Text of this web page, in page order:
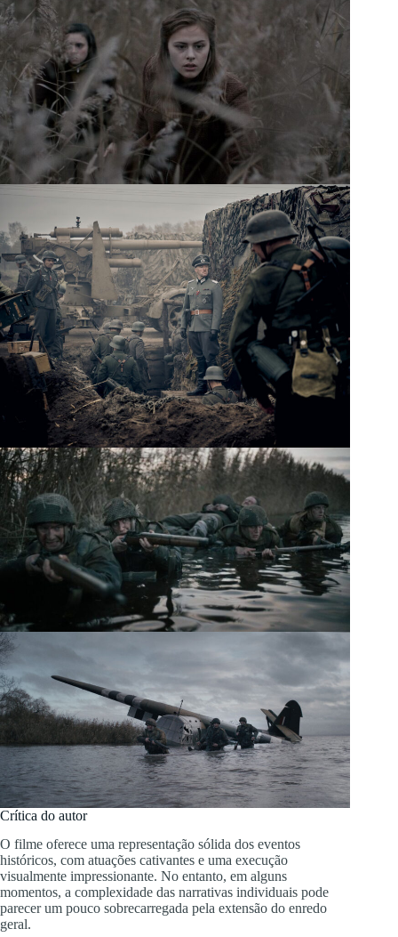
Crítica do autor
O filme oferece uma representação sólida dos eventos
históricos, com atuações cativantes e uma execução
visualmente impressionante. No entanto, em alguns
momentos, a complexidade das narrativas individuais pode
parecer um pouco sobrecarregada pela extensão do enredo
geral.